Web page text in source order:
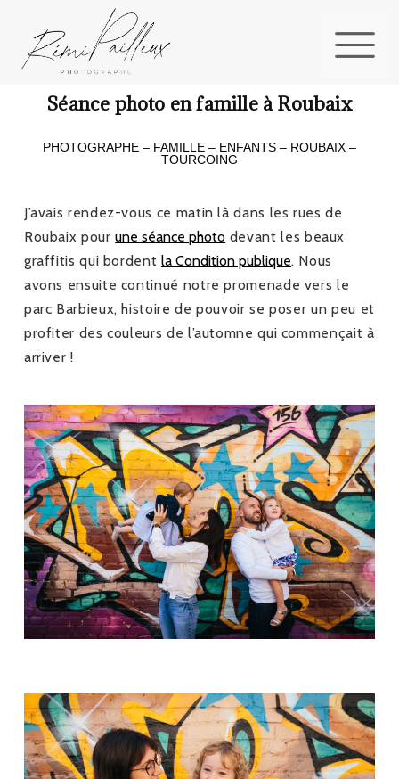
Séance photo en famille à Roubaix
PHOTOGRAPHE – FAMILLE – ENFANTS – ROUBAIX –
TOURCOING
J’avais rendez-vous ce matin là dans les rues de
Roubaix pourune séance photo devant les beaux
graffitis qui bordent la Condition publique. Nous
avons ensuite continué notre promenade vers le
parc Barbieux, histoire de pouvoir se poser un peu et
profiter des couleurs de l’automne qui commençait à
arriver !